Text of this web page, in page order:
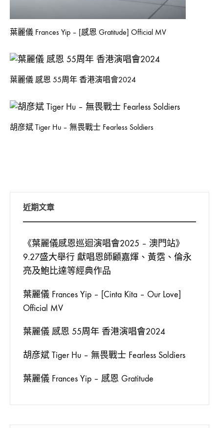
24
SHARE
在
〈許
豪
HAOR
徐
WISHING
留
言
能
已
閉
葉麗儀 Frances Yip – [感恩 Gratitude] Official MV
葉麗儀 感恩 55周年 香港演唱會2024
胡彦斌 Tiger Hu – 無畏戰士 Fearless Soldiers
近期文章
《葉麗儀感恩巡迴演唱會2025 – 澳門站》
9.27盛大舉行 獻唱恩師顧嘉煇、黃霑、倫永
亮及鮑比達等經典作品
葉麗儀 Frances Yip – [Cinta Kita – Our Love]
Official MV
葉麗儀 感恩 55周年 香港演唱會2024
胡彦斌 Tiger Hu – 無畏戰士 Fearless Soldiers
葉麗儀 Frances Yip – 感恩 Gratitude